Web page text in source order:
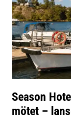
Season
mötet –